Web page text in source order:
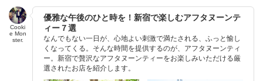
Cooki
e Mon
ster.
優雅な午後のひと時を！新宿で楽しむアフタヌーンテ
ィー７選
なんでもない一日が、心地よい刺激で満たされる、ふっと愉し
くなってくる。そんな時間を提供するのが、アフタヌーンティ
ー。新宿で贅沢なアフタヌーンティーをお楽しみいただける厳
選されたお店を紹介します。